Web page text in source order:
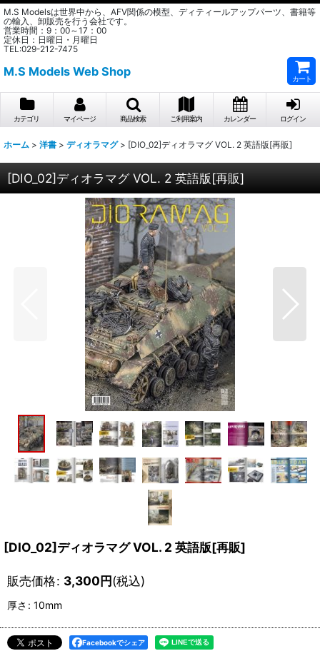
M.S Modelsは世界中から、AFV関係の模型、ディティールアップパーツ、書籍等
の輸入、卸販売を行う会社です。
営業時間：9：00～17：00
定休日：日曜日・月曜日
TEL:029-212-7475
M.S Models Web Shop
カート
カテゴリ マイページ 商品検索 ご利用案内 カレンダー ログイン
ホーム > 洋書 > ディオラマグ > [DIO_02]ディオラマグ VOL. 2 英語版[再販]
[DIO_02]ディオラマグ VOL. 2 英語版[再販]
[DIO_02]ディオラマグ VOL. 2 英語版[再販]
販売価格: 3,300円(税込)
厚さ : 10mm
Facebookでシェア